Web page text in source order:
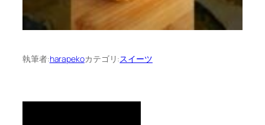
執筆者:harapekoカテゴリ:スイーツ